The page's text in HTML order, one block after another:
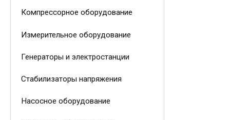
Компрессорное оборудование
Измерительное оборудование
Генераторы и электростанции
Стабилизаторы напряжения
Насосное оборудование